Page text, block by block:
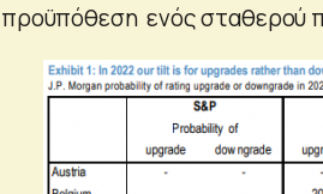
προϋπόθεση ενός σταθερού